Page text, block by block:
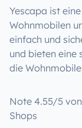
Yescapa ist
Wohnmobilen
einfach und
und bieten eine
die
Note 4.55/5
Shops